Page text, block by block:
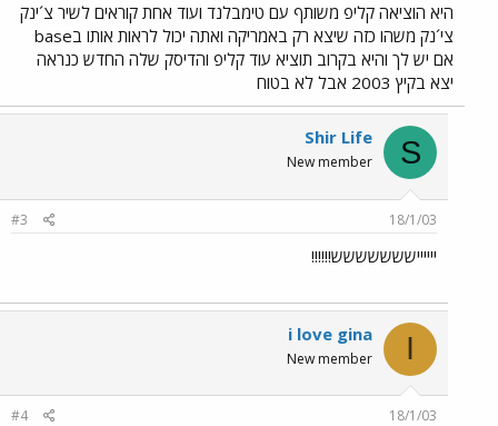
היא הוציאה קליפ משותף עם טימבלנד ועוד אחת קוראים לשיר צ´ינק
צי´נק משהו כזה שיצא רק באמריקה ואתה יכול לראות אותו בbase
אם יש לך והיא בקרוב תוציא עוד קליפ והדיסק שלה החדש כנראה
יצא בקיץ 2003 אבל לא בטוח
S
Shir Life
New member
18/1/03
#3
ייייייששששששש!!!!!!
I
i love gina
New member
18/1/03
#4